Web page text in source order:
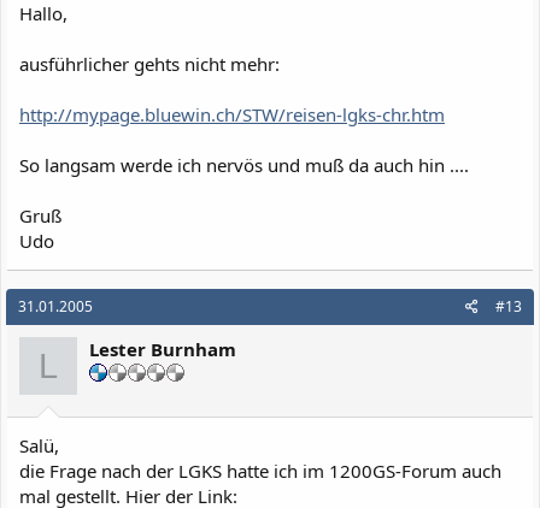
Hallo,
ausführlicher gehts nicht mehr:
http://mypage.bluewin.ch/STW/reisen-lgks-chr.htm
So langsam werde ich nervös und muß da auch hin ....
Gruß
Udo
31.01.2005 #13
L Lester Burnham
Salü,
die Frage nach der LGKS hatte ich im 1200GS-Forum auch
mal gestellt. Hier der Link: